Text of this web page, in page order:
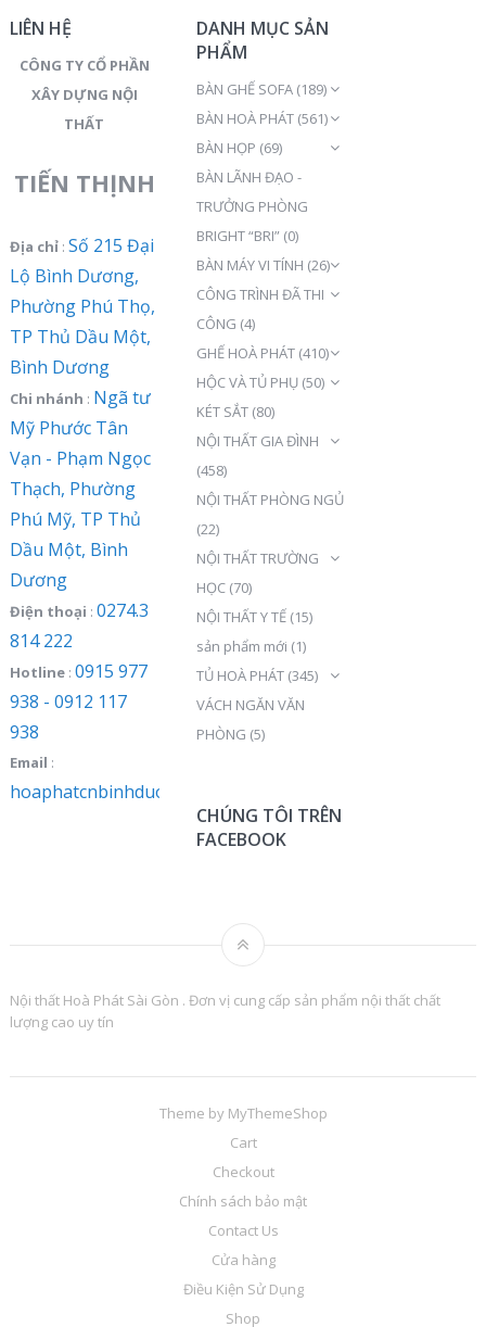
LIÊN HỆ
CÔNG TY CỔ PHẦN
XÂY DỰNG NỘI
THẤT
TIẾN THỊNH
Địa chỉ: Số 215 Đại
Lộ Bình Dương,
Phường Phú Thọ,
TP Thủ Dầu Một,
Bình Dương
Chi nhánh : Ngã tư
Mỹ Phước Tân
Vạn - Phạm Ngọc
Thạch, Phường
Phú Mỹ, TP Thủ
Dầu Một, Bình
Dương
Điện thoại : 0274.3
814 222
Hotline: 0915 977
938 - 0912 117
938
Email :
hoaphatcnbinhduong@gmail.com
DANH MỤC SẢN
PHẨM
BÀN GHẾ SOFA (189)
BÀN HOÀ PHÁT (561)
BÀN HỌP (69)
BÀN LÃNH ĐẠO -
TRƯỞNG PHÒNG
BRIGHT “BRI” (0)
BÀN MÁY VI TÍNH (26)
CÔNG TRÌNH ĐÃ THI
CÔNG (4)
GHẾ HOÀ PHÁT (410)
HỘC VÀ TỦ PHỤ (50)
KÉT SẮT (80)
NỘI THẤT GIA ĐÌNH
(458)
NỘI THẤT PHÒNG NGỦ
(22)
NỘI THẤT TRƯỜNG
HỌC (70)
NỘI THẤT Y TẾ (15)
sản phẩm mới (1)
TỦ HOÀ PHÁT (345)
VÁCH NGĂN VĂN
PHÒNG (5)
CHÚNG TÔI TRÊN
FACEBOOK
Nội thất Hoà Phát Sài Gòn . Đơn vị cung cấp sản phẩm nội thất chất
lượng cao uy tín
Theme by MyThemeShop
Cart
Checkout
Chính sách bảo mật
Contact Us
Cửa hàng
Điều Kiện Sử Dụng
Shop